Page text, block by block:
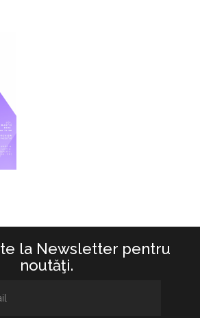
la Newsletter pentru
noutăţi.